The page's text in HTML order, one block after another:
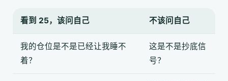
看到 25，该问自己 不该问自己
我的仓位是不是已经让我睡不
着？
这是不是抄底信
号？